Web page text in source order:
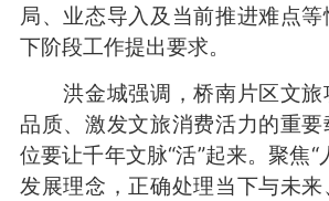
局、业态导入及当前推进难点
下阶段工作提出要求。
洪金城强调，桥南片区文旅
品质、激发文旅消费活力的重
位要让千年文脉“活”起来。聚焦“
发展理念，正确处理当下与未来